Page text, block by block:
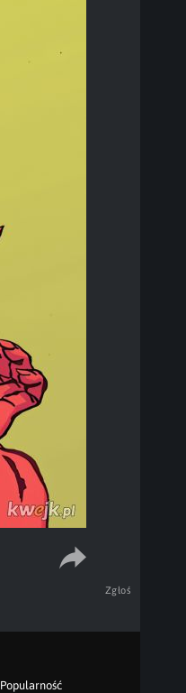
Zgłoś
Popularność